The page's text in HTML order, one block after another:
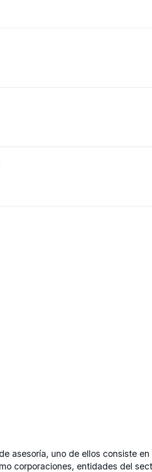
asesoría, uno de ellos consiste
corporaciones, entidades del